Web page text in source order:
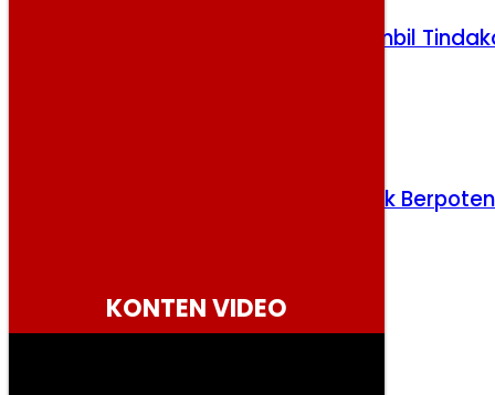
Kasus MBG Jayapura Diusut, BGN Ambil
Gempa M 5,9 Guncang Pulau Doi, Tak
KONTEN VIDEO